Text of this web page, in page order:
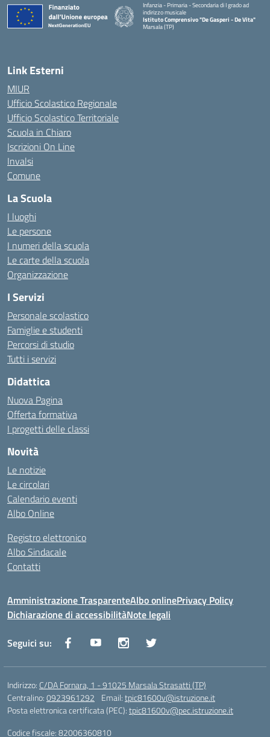
Infanzia - Primaria - Secondaria di I grado ad
indirizzo musicale
Istituto Comprensivo "De Gasperi - De Vita"
Marsala (TP)
Link Esterni
MIUR
Ufficio Scolastico Regionale
Ufficio Scolastico Territoriale
Scuola in Chiaro
Iscrizioni On Line
Invalsi
Comune
La Scuola
I luoghi
Le persone
I numeri della scuola
Le carte della scuola
Organizzazione
I Servizi
Personale scolastico
Famiglie e studenti
Percorsi di studio
Tutti i servizi
Didattica
Nuova Pagina
Offerta formativa
I progetti delle classi
Novità
Le notizie
Le circolari
Calendario eventi
Albo Online
Registro elettronico
Albo Sindacale
Contatti
Amministrazione TrasparenteAlbo onlinePrivacy Policy
Dichiarazione di accessibilitàNote legali
Seguici su:
Indirizzo: C/DA Fornara, 1 - 91025 Marsala Strasatti (TP)
Centralino:0923961292 Email:tpic81600v@istruzione.it
Posta elettronica certificata (PEC):tpic81600v@pec.istruzione.it
Codice fiscale: 82006360810